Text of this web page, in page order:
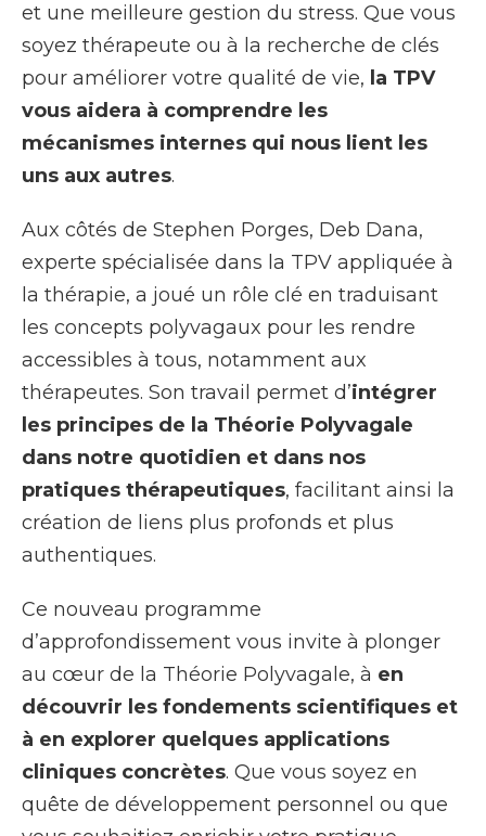
et une meilleure gestion du stress. Que vous
soyez thérapeute ou à la recherche de clés
pour améliorer votre qualité de vie, la TPV
vous aidera à comprendre les
mécanismes internes qui nous lient les
uns aux autres.
Aux côtés de Stephen Porges, Deb Dana,
experte spécialisée dans la TPV appliquée à
la thérapie, a joué un rôle clé en traduisant
les concepts polyvagaux pour les rendre
accessibles à tous, notamment aux
thérapeutes. Son travail permet d’intégrer
les principes de la Théorie Polyvagale
dans notre quotidien et dans nos
pratiques thérapeutiques, facilitant ainsi la
création de liens plus profonds et plus
authentiques.
Ce nouveau programme
d’approfondissement vous invite à plonger
au cœur de la Théorie Polyvagale, à en
découvrir les fondements scientifiques et
à en explorer quelques applications
cliniques concrètes. Que vous soyez en
quête de développement personnel ou que